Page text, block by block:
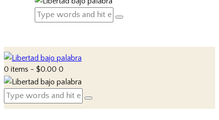
0 items - $0.00 0